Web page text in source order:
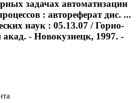
задачах автоматизации
: автореферат дис. ...
наук : 05.13.07 / Горно-
акад. - Новокузнецк, 1997. -